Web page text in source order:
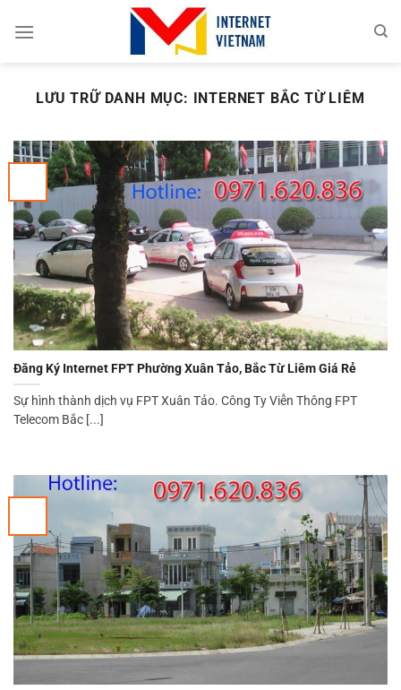
đến
LƯU TRỮ DANH MỤC: INTERNET BẮC TỪ LIÊM
Đăng Ký Internet FPT Phường Xuân Tảo, Bắc Từ Liêm Giá Rẻ
Sự hình thành dịch vụ FPT Xuân Tảo. Công Ty Viễn Thông FPT
Telecom Bắc [...]